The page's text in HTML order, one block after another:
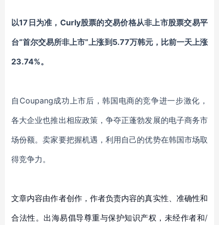
以17日为准，Curly股票的交易价格从非上市股票交易平
台“首尔交易所非上市”上涨到5.77万韩元，比前一天上涨
23.74%。
自 Coupang成功上市后，韩国电商的竞争进一步激化 ，
各大企业也推出相应政策，争夺正蓬勃发展的电子商务市
场份额。卖家要把握机遇，利用自己的优势在韩国市场取
得竞争力。
文章内容由作者创作，作者负责内容的真实性、准确性和
合法性。出海易倡导尊重与保护知识产权，未经作者和/